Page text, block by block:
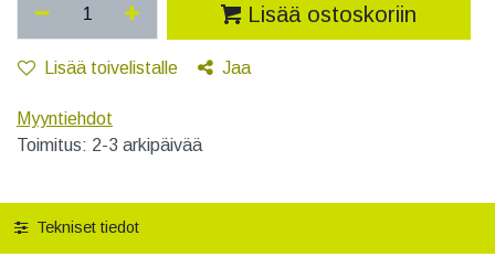
Lisää ostoskoriin
Lisää toivelistalle Jaa
Myyntiehdot
Toimitus: 2-3 arkipäivää
Tekniset tiedot